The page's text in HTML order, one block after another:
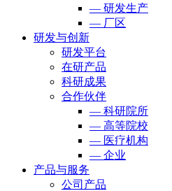
— 研发生产
— 厂区
研发与创新
研发平台
在研产品
科研成果
合作伙伴
— 科研院所
— 高等院校
— 医疗机构
— 企业
产品与服务
公司产品